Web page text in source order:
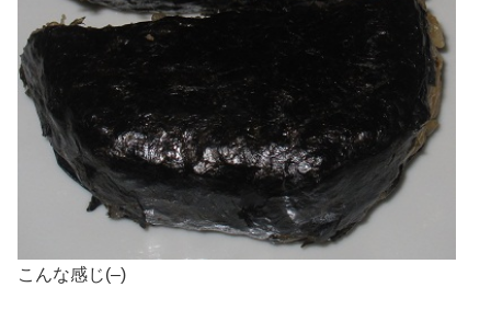
こんな感じ(–)